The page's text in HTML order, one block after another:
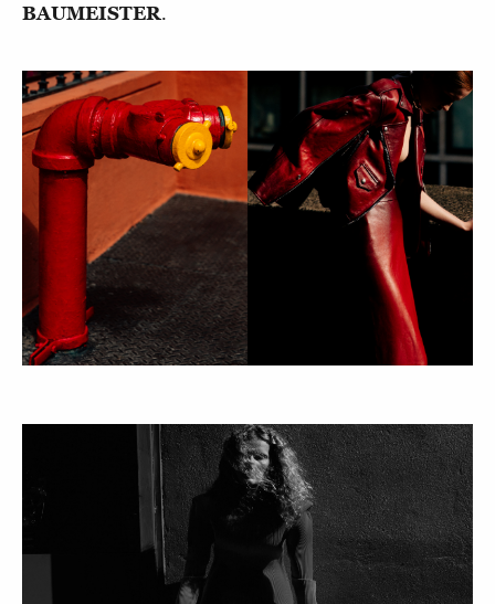
BAUMEISTER.